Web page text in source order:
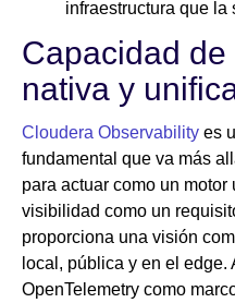
infraestructura que la
Capacidad
nativa y
Cloudera Observability es
fundamental que va más
para actuar como un
visibilidad como un
proporciona una visión
local, pública y en el
OpenTelemetry como